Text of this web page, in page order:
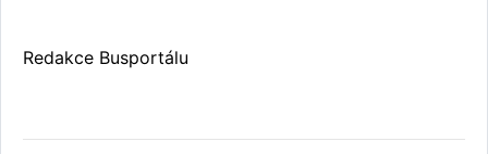
Redakce Busportálu